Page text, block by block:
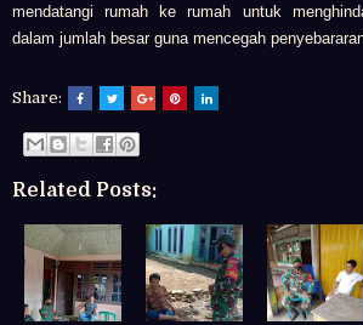
mendatangi rumah ke rumah untuk
dalam jumlah besar guna mencegah
Share:
Related Posts: